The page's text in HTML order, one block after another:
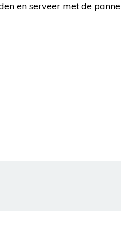
en serveer met de